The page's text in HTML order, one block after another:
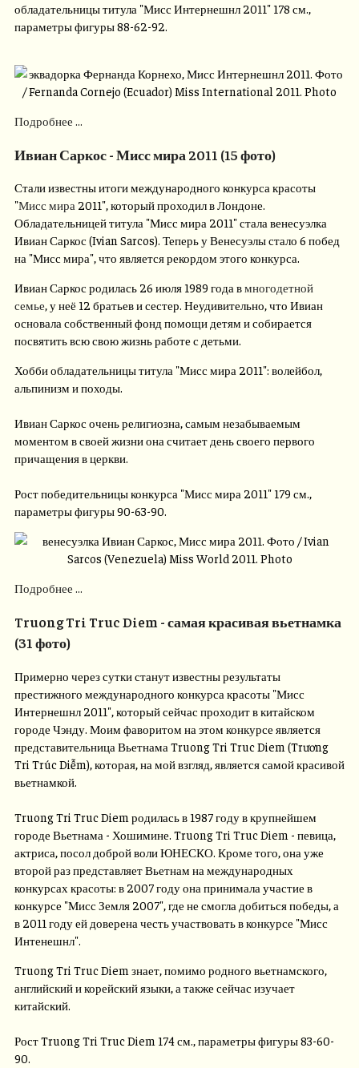
обладательницы титула "Мисс Интернешнл 2011" 178 см.,
параметры фигуры 88-62-92.
Подробнее ...
Ивиан Саркос - Мисс мира 2011 (15 фото)
Стали известны итоги международного конкурса красоты
"Мисс мира 2011", который проходил в Лондоне.
Обладательницей титула "Мисс мира 2011" стала венесуэлка
Ивиан Саркос (Ivian Sarcos). Теперь у Венесуэлы стало 6 побед
на "Мисс мира", что является рекордом этого конкурса.
Ивиан Саркос родилась 26 июля 1989 года вмногодетной
семье, у неё 12 братьев и сестер. Неудивительно, что Ивиан
основала собственный фонд помощи детям и собирается
посвятить всю свою жизнь работе с детьми.
Хобби обладательницы титула "Мисс мира 2011": волейбол,
альпинизм и походы.
Ивиан Саркос очень религиозна, самым незабываемым
моментом в своей жизни она считает день своего первого
причащения в церкви.
Рост победительницы конкурса "Мисс мира 2011" 179 см.,
параметры фигуры 90-63-90.
Подробнее ...
Truong Tri Truc Diem - самая красивая вьетнамка
(31 фото)
Примерно через сутки станут известны результаты
престижного международного конкурса красоты "Мисс
Интернешнл 2011", который сейчас проходит в китайском
городе Чэнду. Моим фаворитом на этом конкурсе является
представительница Вьетнама Truong Tri Truc Diem (Trương
Tri Trúc Diễm), которая, на мой взгляд, является самой красивой
вьетнамкой.
Truong Tri Truc Diem родилась в 1987 году в крупнейшем
городе Вьетнама - Хошимине. Truong Tri Truc Diem - певица,
актриса, посол доброй воли ЮНЕСКО. Кроме того, она уже
второй раз представляет Вьетнам на международных
конкурсах красоты: в 2007 году она принимала участие в
конкурсе "Мисс Земля 2007", где не смогла добиться победы, а
в 2011 году ей доверена честь участвовать в конкурсе "Мисс
Интенешнл".
Truong Tri Truc Diem знает, помимо родного вьетнамского,
английский и корейский языки, а также сейчас изучает
китайский.
Рост Truong Tri Truc Diem 174 см., параметры фигуры 83-60-
90.